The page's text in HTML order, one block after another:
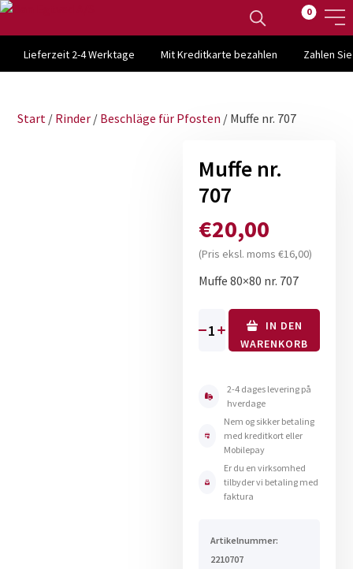
Lieferzeit 2-4 Werktage Mit Kreditkarte bezahlen Zahlen
0
Start / Rinder / Beschläge für Pfosten / Muffe nr. 707
Muffe nr.
707
€20,00
(Pris eksl. moms€16,00)
Muffe 80×80 nr. 707
Muffe
Menge
IN DEN
WARENKORB
2-4 dages levering på
hverdage
Nem og sikker betaling
med kreditkort eller
Mobilepay
Er du en virksomhed
tilbyder vi betaling med
faktura
Artikelnummer:
2210707